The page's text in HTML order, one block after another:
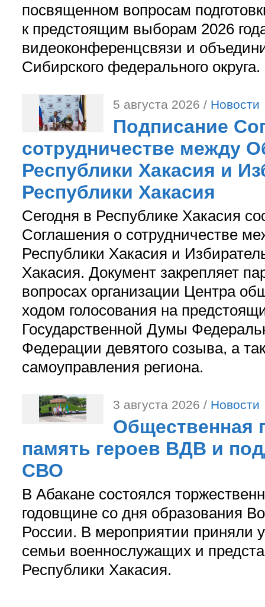
посвященном вопросам
к предстоящим выборам 2026
видеоконференцсвязи и
Сибирского федерального округа.
5 августа 2026 / Новости
Подписание
сотрудничестве между
Республики Хакасия и
Республики Хакасия
Сегодня в Республике Хакасия
Соглашения о сотрудничестве
Республики Хакасия и
Хакасия. Документ закрепляет
вопросах организации Центра
ходом голосования на
Государственной Думы
Федерации девятого созыва, а
самоуправления региона.
3 августа 2026 / Новости
Общественная
память героев ВДВ и
СВО
В Абакане состоялся
годовщине со дня образования
России. В мероприятии приняли
семьи военнослужащих и
Республики Хакасия.